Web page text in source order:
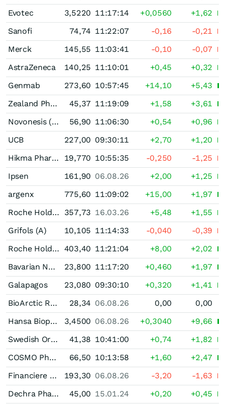
Evotec
3,5220 11:17:14 +0,0560
+1,62
Sanofi
74,74 11:22:07 -0,16
-0,21
Merck
145,55 11:03:41 -0,10
-0,07
AstraZeneca
140,25 11:10:01 +0,45
+0,32
Genmab
273,60 10:57:45 +14,10
+5,43
Zealand Pharma
45,37 11:19:09 +1,58
+3,61
Novonesis (Novozymes) B
56,90 11:06:30 +0,54
+0,96
UCB
227,00 09:30:11 +2,70
+1,20
Hikma Pharmaceuticals
19,770 10:55:35 -0,250
-1,25
Ipsen
161,90 06.08.26 +2,00
+1,25
argenx
775,60 11:09:02 +15,00
+1,97
Roche Holding
357,73 16.03.26 +5,48
+1,55
Grifols (A)
10,105 11:14:33 -0,040
-0,39
Roche Holding 403,40 11:21:04 +8,00
+2,02
Bavarian Nordic
23,800 11:17:20 +0,460
+1,97
Galapagos
23,080 09:30:10 +0,320
+1,41
BioArctic Registered (B)
28,34 06.08.26 0,00
0,00
Hansa Biopharma
3,4500 06.08.26 +0,3040
+9,66
Swedish Orphan Biovitrum
41,38 10:41:00 +0,74
+1,82
COSMO Pharmaceuticals
66,50 10:13:58 +1,60
+2,47
Financiere de Tubize Nouvelle
193,30 06.08.26 -3,20
-1,63
Dechra Pharmaceuticals
45,00 15.01.24 +0,20
+0,45